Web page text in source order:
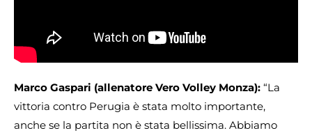
Marco Gaspari (allenatore Vero Volley Monza): “La
vittoria contro Perugia è stata molto importante,
anche se la partita non è stata bellissima. Abbiamo